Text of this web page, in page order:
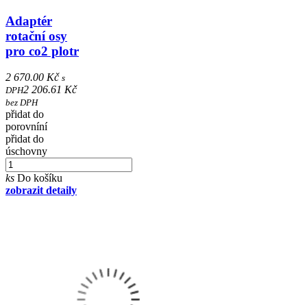
Adaptér
rotační osy
pro co2 plotr
2 670.00 Kč s
DPH2 206.61 Kč
bez DPH
přidat do
porovníní
přidat do
úschovny
ks Do košíku
zobrazit detaily